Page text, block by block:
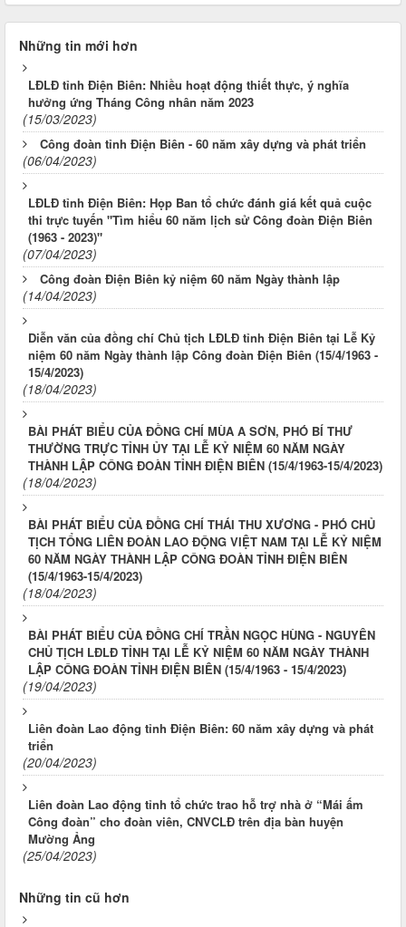
Những tin mới hơn
LĐLĐ tỉnh Điện Biên: Nhiều hoạt động thiết thực, ý nghĩa
hưởng ứng Tháng Công nhân năm 2023
(15/03/2023)
Công đoàn tỉnh Điện Biên - 60 năm xây dựng và phát triển
(06/04/2023)
LĐLĐ tỉnh Điện Biên: Họp Ban tổ chức đánh giá kết quả cuộc
thi trực tuyến "Tìm hiểu 60 năm lịch sử Công đoàn Điện Biên
(1963 - 2023)"
(07/04/2023)
Công đoàn Điện Biên kỷ niệm 60 năm Ngày thành lập
(14/04/2023)
Diễn văn của đồng chí Chủ tịch LĐLĐ tỉnh Điện Biên tại Lễ Kỷ
niệm 60 năm Ngày thành lập Công đoàn Điện Biên (15/4/1963 -
15/4/2023)
(18/04/2023)
BÀI PHÁT BIỂU CỦA ĐỒNG CHÍ MÙA A SƠN, PHÓ BÍ THƯ
THƯỜNG TRỰC TỈNH ỦY TẠI LỄ KỶ NIỆM 60 NĂM NGÀY
THÀNH LẬP CÔNG ĐOÀN TỈNH ĐIỆN BIÊN (15/4/1963-15/4/2023)
(18/04/2023)
BÀI PHÁT BIỂU CỦA ĐỒNG CHÍ THÁI THU XƯƠNG - PHÓ CHỦ
TỊCH TỔNG LIÊN ĐOÀN LAO ĐỘNG VIỆT NAM TẠI LỄ KỶ NIỆM
60 NĂM NGÀY THÀNH LẬP CÔNG ĐOÀN TỈNH ĐIỆN BIÊN
(15/4/1963-15/4/2023)
(18/04/2023)
BÀI PHÁT BIỂU CỦA ĐỒNG CHÍ TRẦN NGỌC HÙNG - NGUYÊN
CHỦ TỊCH LĐLĐ TỈNH TẠI LỄ KỶ NIỆM 60 NĂM NGÀY THÀNH
LẬP CÔNG ĐOÀN TỈNH ĐIỆN BIÊN (15/4/1963 - 15/4/2023)
(19/04/2023)
Liên đoàn Lao động tỉnh Điện Biên: 60 năm xây dựng và phát
triển
(20/04/2023)
Liên đoàn Lao động tỉnh tổ chức trao hỗ trợ nhà ở “Mái ấm
Công đoàn” cho đoàn viên, CNVCLĐ trên địa bàn huyện
Mường Ảng
(25/04/2023)
Những tin cũ hơn